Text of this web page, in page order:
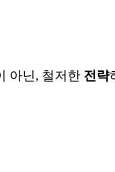
아닌, 철저한 전략